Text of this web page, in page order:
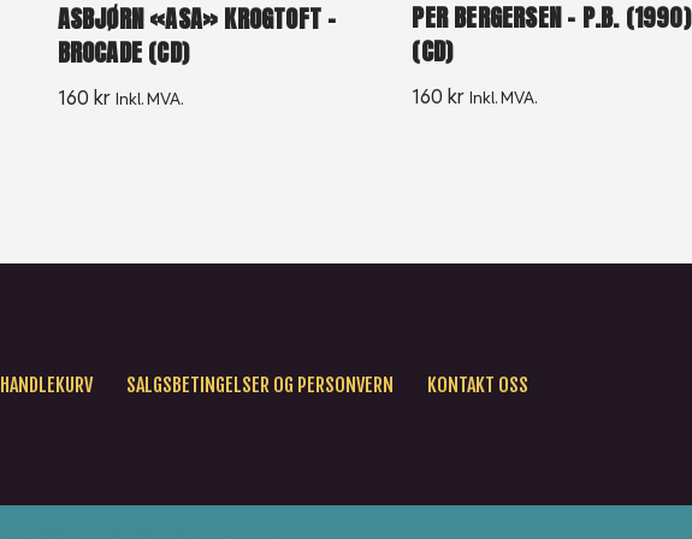
ASBJØRN «ASA» KROGTOFT –
BROCADE (CD)
160 kr Inkl. MVA.
PER BERGERSEN – P.B. (1990)
(CD)
160 kr Inkl. MVA.
HANDLEKURV SALGSBETINGELSER OG PERSONVERN KONTAKT OSS